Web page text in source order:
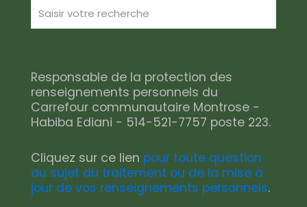
Responsable de la protection des
renseignements personnels du
Carrefour communautaire Montrose -
Habiba Ediani - 514-521-7757 poste 223.
Cliquez sur ce lien pour toute question
au sujet du traitement ou de la mise à
jour de vos renseignements personnels.